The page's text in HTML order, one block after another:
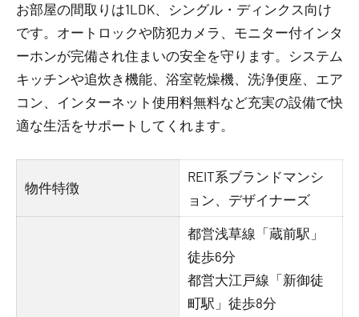
お部屋の間取りは1LDK、シングル・ディンクス向け
です。オートロックや防犯カメラ、モニター付インタ
ーホンが完備され住まいの安全を守ります。システム
キッチンや追炊き機能、浴室乾燥機、洗浄便座、エア
コン、インターネット使用料無料など充実の設備で快
適な生活をサポートしてくれます。
物件特徴
REIT系ブランドマンシ
ョン、デザイナーズ
都営浅草線「蔵前駅」
徒歩6分
都営大江戸線「新御徒
町駅」徒歩8分